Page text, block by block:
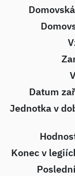
Datum
Jednotka v
Konec v